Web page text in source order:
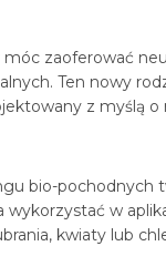
móc zaoferować
Ten nowy
z myślą
bio-pochodnych
w
kwiaty lub